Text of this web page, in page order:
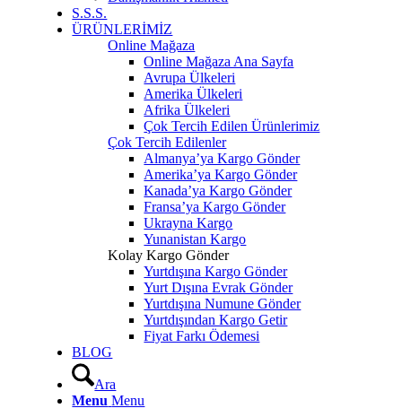
S.S.S.
ÜRÜNLERİMİZ
Online Mağaza
Online Mağaza Ana Sayfa
Avrupa Ülkeleri
Amerika Ülkeleri
Afrika Ülkeleri
Çok Tercih Edilen Ürünlerimiz
Çok Tercih Edilenler
Almanya’ya Kargo Gönder
Amerika’ya Kargo Gönder
Kanada’ya Kargo Gönder
Fransa’ya Kargo Gönder
Ukrayna Kargo
Yunanistan Kargo
Kolay Kargo Gönder
Yurtdışına Kargo Gönder
Yurt Dışına Evrak Gönder
Yurtdışına Numune Gönder
Yurtdışından Kargo Getir
Fiyat Farkı Ödemesi
BLOG
Ara
Menu Menu